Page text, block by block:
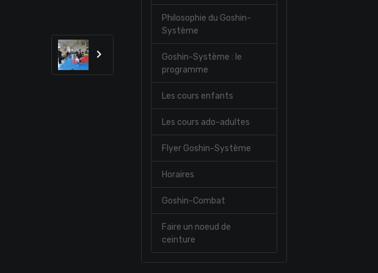
Philosophie du Goshin-
Système
Goshin-Système : le
programme
Les cours enfants
Les cours ado-adultes
Flyer Goshin-Système
Horaires
Goshin-Combat
Faire un noeud de
ceinture